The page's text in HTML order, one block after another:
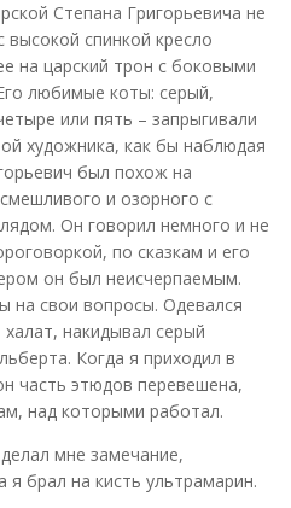
Степана Григорьевича не
спинкой кресло
на царский трон с боковыми
любимые коты: серый,
или пять – запрыгивали
художника, как бы наблюдая
был похож на
и озорного с
Он говорил немного и не
по сказкам и его
он был неисчерпаемым.
на свои вопросы. Одевался
накидывал серый
Когда я приходил в
часть этюдов перевешена,
над которыми работал.
мне замечание,
я брал на кисть ультрамарин.